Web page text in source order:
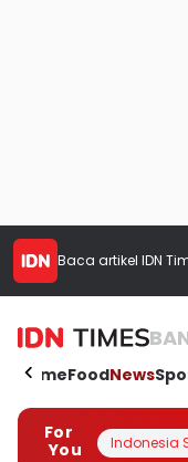
Baca artikel IDN
HomeFoodNews
For
You
Indonesia